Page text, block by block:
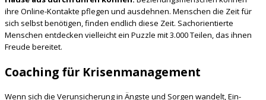
ihre Online-Kontakte pflegen und ausdehnen. Menschen die Zeit für
sich selbst benötigen, finden endlich diese Zeit. Sachorientierte
Menschen entdecken vielleicht ein Puzzle mit 3.000 Teilen, das ihnen
Freude bereitet.
Coaching für Krisenmanagement
Wenn sich die Verunsicherung in Ängste und Sorgen wandelt, Ein-